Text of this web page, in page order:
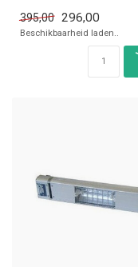
395,00 296,00
Beschikbaarheid laden..